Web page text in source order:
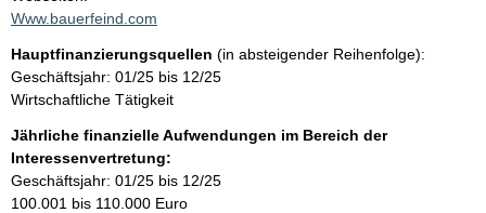
t
a
t
i
n
f
o
r
m
Www.bauerfeind.com
Hauptfinanzierungsquellen (in absteigender Reihenfolge):
Geschäftsjahr: 01/25 bis 12/25
Wirtschaftliche Tätigkeit
Jährliche finanzielle Aufwendungen im Bereich der
Interessenvertretung:
Geschäftsjahr: 01/25 bis 12/25
100.001 bis 110.000 Euro